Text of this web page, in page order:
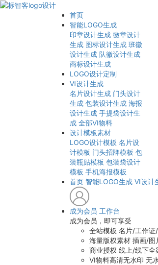
首页
智能LOGO生成
印章设计生成 徽章设计
生成 图标设计生成 班徽
设计生成 队徽设计生成
商标设计生成
LOGO设计定制
VI设计生成
名片设计生成 门头设计
生成 包装设计生成 海报
设计生成 手提袋设计生
成 全部VI物料
设计模板素材
LOGO设计模板 名片设
计模板 门头招牌模板 包
装瓶贴模板 包装袋设计
模板 手机海报模板
首页 智能LOGO生成 VI设计
成为会员 工作台
成为会员，即可享受
全站模板 名片/工作证
海量版权素材 插画/图
商业授权 线上/线下全
VI物料高清无水印 无